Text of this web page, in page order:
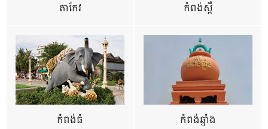
តាកែវ កំពង់ស្ពឺ
កំពង់ធំ កំពង់ឆ្នាំង